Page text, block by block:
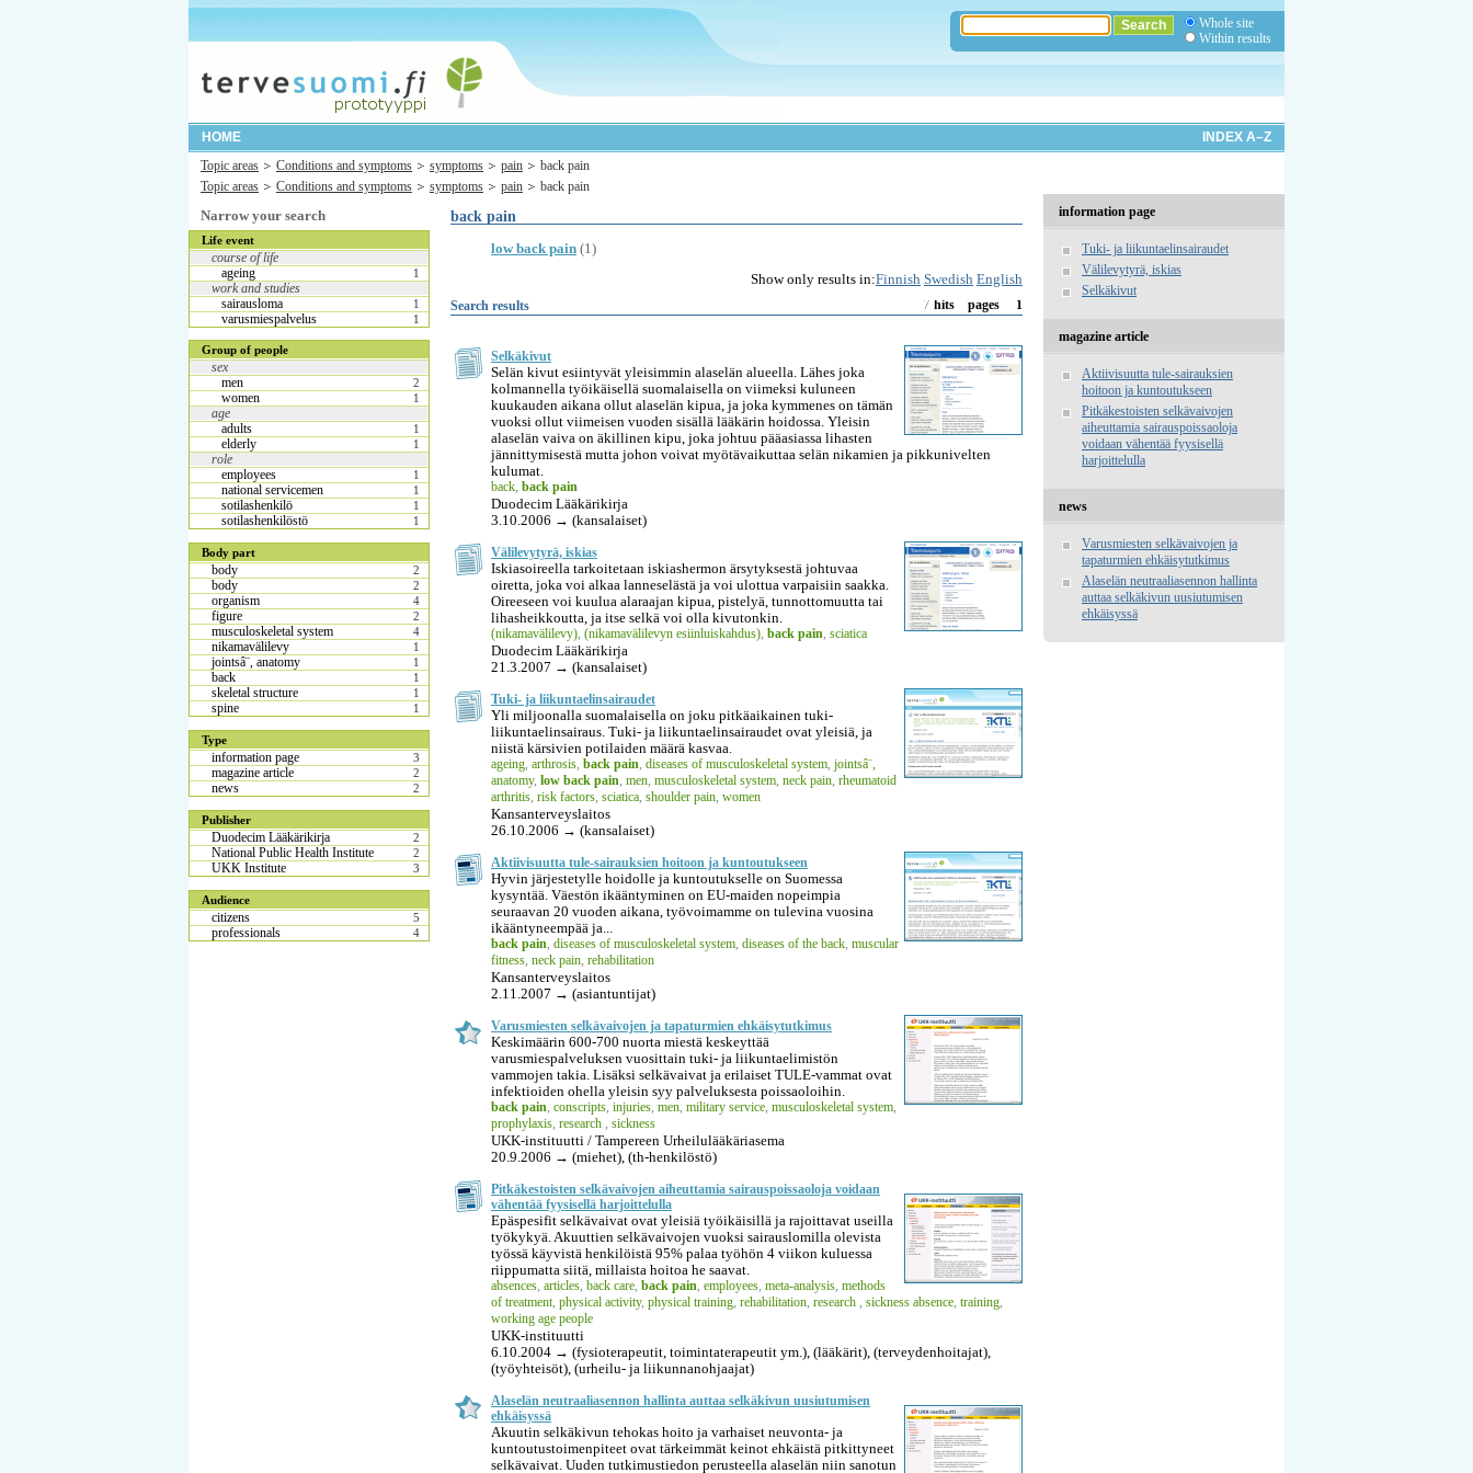
Whole site
Within results
HOME
INDEX A–Z
Topic areas
Conditions and symptoms symptoms pain
back pain
Topic areas
Conditions and symptoms symptoms pain back pain
Narrow your search
Life event
course of life
ageing
1
work and studies
sairausloma
1
varusmiespalvelus 1
Group of people
sex
men
2
women 1
age
adults
1
elderly 1
role
employees
1
national servicemen 1
sotilashenkilö 1
sotilashenkilöstö 1
Body part
body 2
body 2
organism 4
figure 2
musculoskeletal system 4
nikamavälilevy 1
jointsâ¨, anatomy 1
back 1
skeletal structure 1
spine 1
Type
information page 3
magazine article 2
news 2
Publisher
Duodecim Lääkärikirja 2
National Public Health Institute 2
UKK Institute 3
Audience
citizens 5
professionals 4
back pain
low back pain (1)
Show only results in:Finnish Swedish English
Search results 7hits pages 1
Selkäkivut
Selän kivut esiintyvät yleisimmin alaselän alueella. Lähes joka
kolmannella työikäisellä suomalaisella on viimeksi kuluneen
kuukauden aikana ollut alaselän kipua, ja joka kymmenes on tämän
vuoksi ollut viimeisen vuoden sisällä lääkärin hoidossa. Yleisin
alaselän vaiva on äkillinen kipu, joka johtuu pääasiassa lihasten
jännittymisestä mutta johon voivat myötävaikuttaa selän nikamien ja pikkunivelten
kulumat.
back back pain
Duodecim Lääkärikirja
3.10.2006 → (kansalaiset)
Välilevytyrä, iskias
Iskiasoireella tarkoitetaan iskiashermon ärsytyksestä johtuvaa
oiretta, joka voi alkaa lanneselästä ja voi ulottua varpaisiin saakka.
Oireeseen voi kuulua alaraajan kipua, pistelyä, tunnottomuutta tai
lihasheikkoutta, ja itse selkä voi olla kivutonkin.
(nikamavälilevy) (nikamavälilevyn esiinluiskahdus) back pain sciatica
Duodecim Lääkärikirja
21.3.2007 → (kansalaiset)
Tuki- ja liikuntaelinsairaudet
Yli miljoonalla suomalaisella on joku pitkäaikainen tuki-
liikuntaelinsairaus. Tuki- ja liikuntaelinsairaudet ovat yleisiä, ja
niistä kärsivien potilaiden määrä kasvaa.
ageing arthrosis back pain diseases of musculoskeletal system jointsâ¨,
anatomy, low back pain men musculoskeletal system neck pain rheumatoid
arthritis risk factors sciatica shoulder pain women
Kansanterveyslaitos
26.10.2006 → (kansalaiset)
Aktiivisuutta tule-sairauksien hoitoon ja kuntoutukseen
Hyvin järjestetylle hoidolle ja kuntoutukselle on Suomessa
kysyntää. Väestön ikääntyminen on EU-maiden nopeimpia
seuraavan 20 vuoden aikana, työvoimamme on tulevina vuosina
ikääntyneempää ja...
back pain diseases of musculoskeletal system diseases of the back muscular
fitness neck pain rehabilitation
Kansanterveyslaitos
2.11.2007 → (asiantuntijat)
Varusmiesten selkävaivojen ja tapaturmien ehkäisytutkimus
Keskimäärin 600-700 nuorta miestä keskeyttää
varusmiespalveluksen vuosittain tuki- ja liikuntaelimistön
vammojen takia. Lisäksi selkävaivat ja erilaiset TULE-vammat ovat
infektioiden ohella yleisin syy palveluksesta poissaoloihin.
back pain conscripts injuries men military service musculoskeletal system
prophylaxis research sickness
UKK-instituutti / Tampereen Urheilulääkäriasema
20.9.2006 → (miehet), (th-henkilöstö)
Pitkäkestoisten selkävaivojen aiheuttamia sairauspoissaoloja voidaan
vähentää fyysisellä harjoittelulla
Epäspesifit selkävaivat ovat yleisiä työikäisillä ja rajoittavat useilla
työkykyä. Akuuttien selkävaivojen vuoksi sairauslomilla olevista
työssä käyvistä henkilöistä 95% palaa työhön 4 viikon kuluessa
riippumatta siitä, millaista hoitoa he saavat.
absences articles back care back pain employees meta-analysis methods
of treatment physical activity, physical training rehabilitation research sickness absence training
working age people
UKK-instituutti
6.10.2004 → (fysioterapeutit, toimintaterapeutit ym.), (lääkärit), (terveydenhoitajat),
(työyhteisöt), (urheilu- ja liikunnanohjaajat)
Alaselän neutraaliasennon hallinta auttaa selkäkivun uusiutumisen
ehkäisyssä
Akuutin selkäkivun tehokas hoito ja varhaiset neuvonta- ja
kuntoutustoimenpiteet ovat tärkeimmät keinot ehkäistä pitkittyneet
selkävaivat. Uuden tutkimustiedon perusteella alaselän niin sanotun
information page
Tuki- ja liikuntaelinsairaudet
Välilevytyrä, iskias
Selkäkivut
magazine article
Aktiivisuutta tule-sairauksien
hoitoon ja kuntoutukseen
Pitkäkestoisten selkävaivojen
aiheuttamia sairauspoissaoloja
voidaan vähentää fyysisellä
harjoittelulla
news
Varusmiesten selkävaivojen ja
tapaturmien ehkäisytutkimus
Alaselän neutraaliasennon hallinta
auttaa selkäkivun uusiutumisen
ehkäisyssä